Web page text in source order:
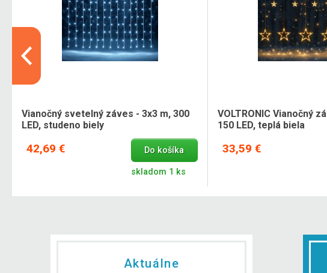
Vianočný svetelný záves - 3x3 m, 300
LED, studeno biely
42,69 € Do košíka
skladom 1 ks
VOLTRONIC Vianočný
150 LED, teplá biela
33,59 €
Aktuálne